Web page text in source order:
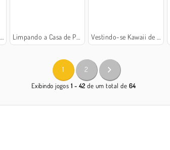
Limpando a Casa de Praia Vestindo-se Kawaii de Joias Roxas
1 2
Exibindo jogos 1 - 42 de um total de 64